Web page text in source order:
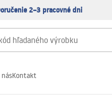
2–3 pracovné dni
násKontakt